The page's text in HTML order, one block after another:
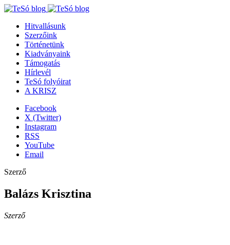
Hitvallásunk
Szerzőink
Történetünk
Kiadványaink
Támogatás
Hírlevél
TeSó folyóirat
A KRISZ
Facebook
X (Twitter)
Instagram
RSS
YouTube
Email
Szerző
Balázs Krisztina
Szerző